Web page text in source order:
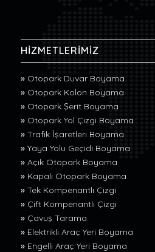
HİZMETLERİMİZ
» Otopark Duvar Boyama
» Otopark Kolon Boyama
» Otopark Şerit Boyama
» Otopark Yol Çizgi Boyama
» Trafik İşaretleri Boyama
» Yaya Yolu Geçidi Boyama
» Açık Otopark Boyama
» Kapalı Otopark Boyama
» Tek Kompenantlı Çizgi
» Çift Kompenantlı Çizgi
» Çavuş Tarama
» Elektrikli Araç Yeri Boyama
» Engelli Araç Yeri Boyama